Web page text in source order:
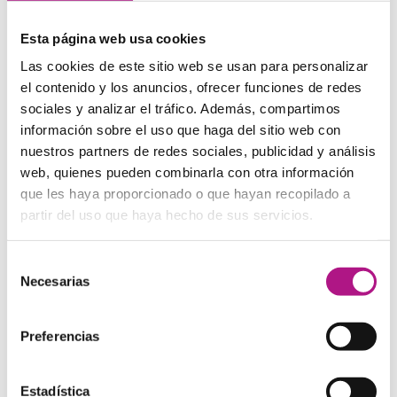
Esta página web usa cookies
Las cookies de este sitio web se usan para personalizar
el contenido y los anuncios, ofrecer funciones de redes
sociales y analizar el tráfico. Además, compartimos
información sobre el uso que haga del sitio web con
nuestros partners de redes sociales, publicidad y análisis
web, quienes pueden combinarla con otra información
que les haya proporcionado o que hayan recopilado a
partir del uso que haya hecho de sus servicios.
Necesarias
Preferencias
Estadística
Best,
Despedidas en inglés para
comunicación oral
Una vez más, aquí tenemos que tener en cuenta si nos
encontramos en un contexto más formal o más informal.
Estas expresiones son adecuadas para situaciones
It was nice seeing you again
: me alegro de haberle visto
Have a nice day